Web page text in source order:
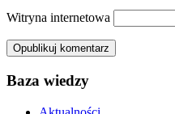
Witryna internetowa
Baza wiedzy